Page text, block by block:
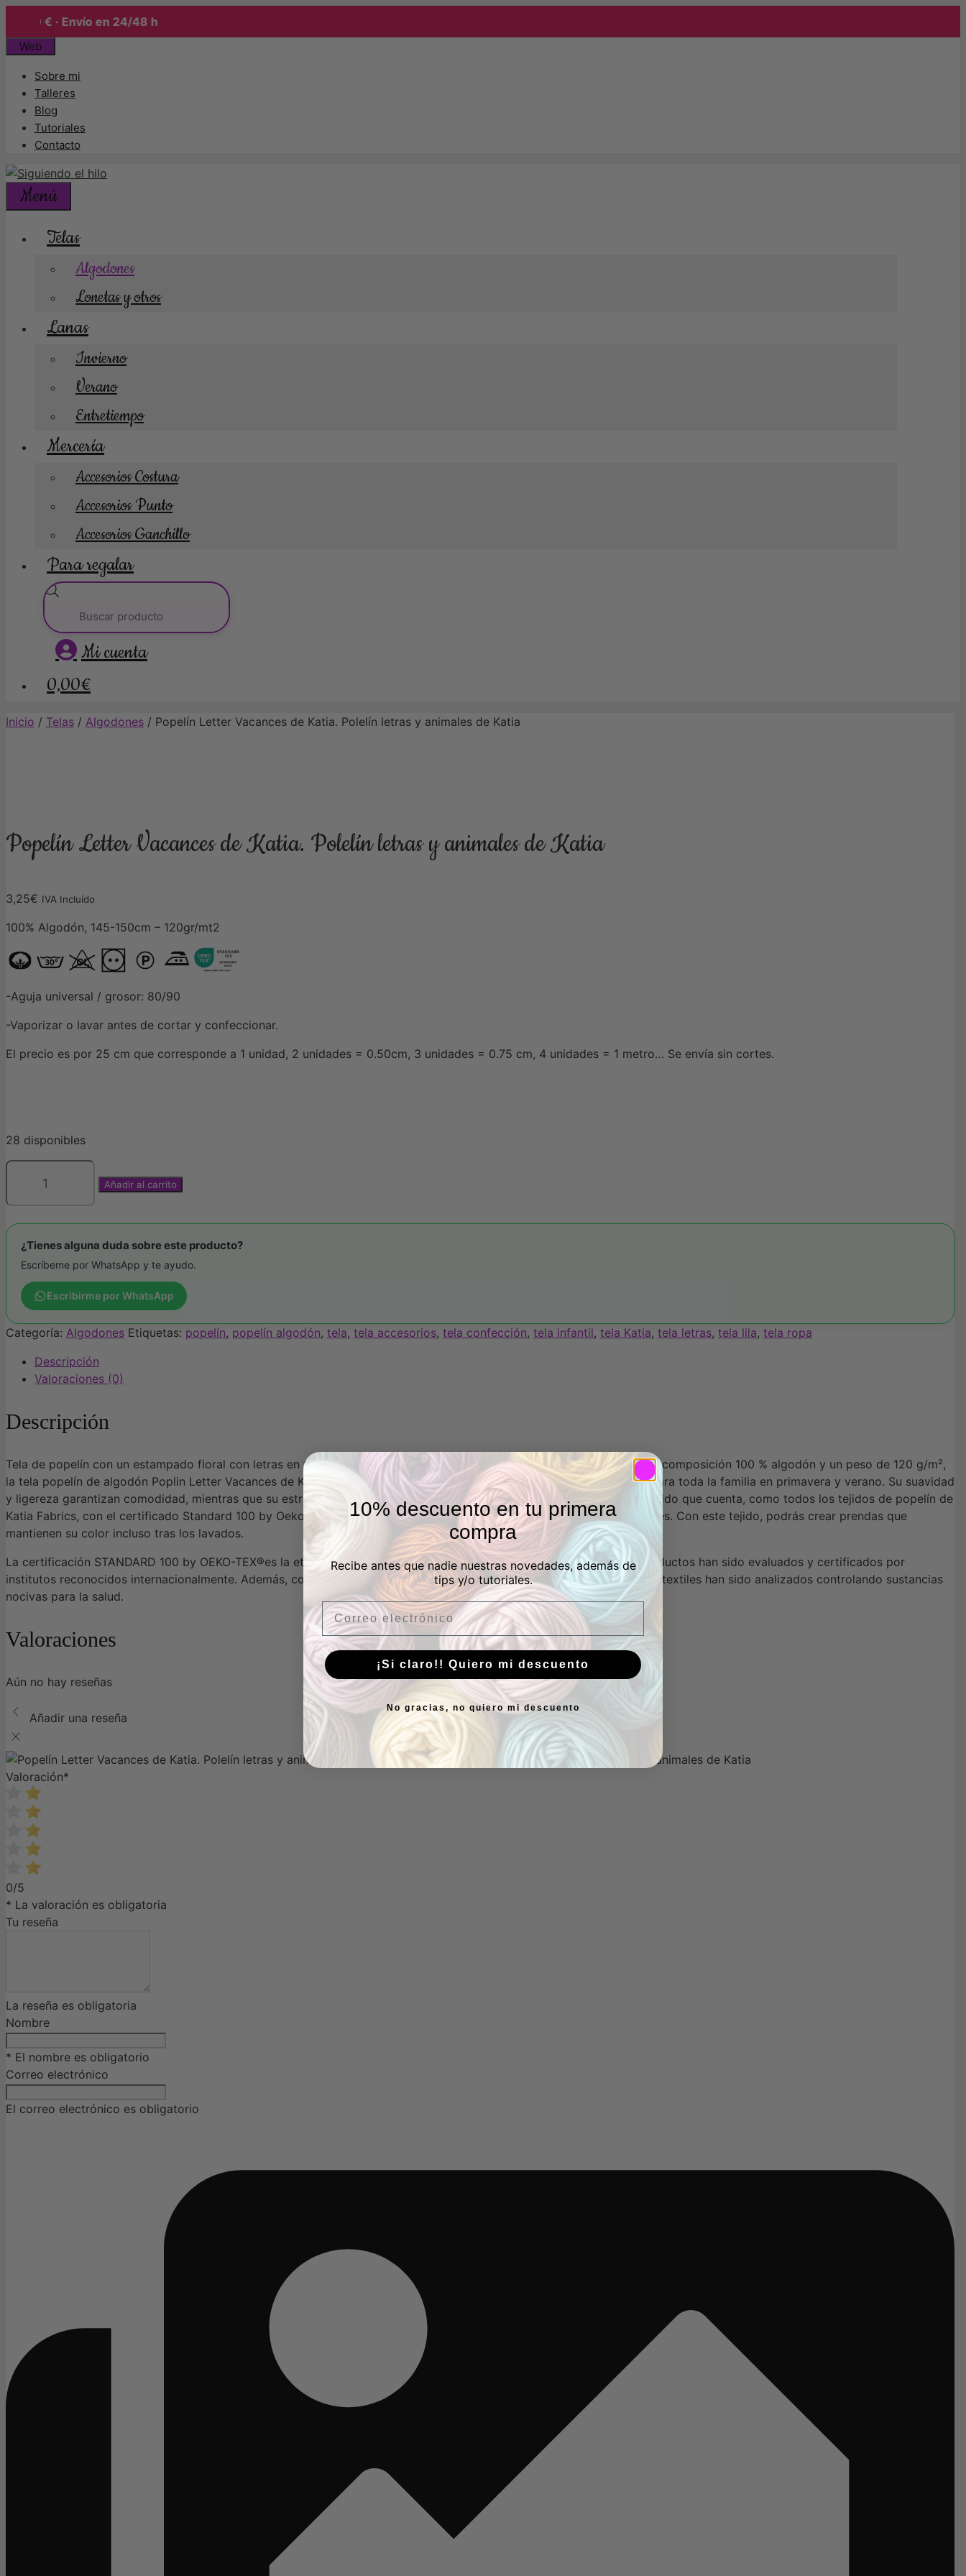
€ · Envío en 24/48 h
Saltar
contenido
Web
Sobre mi
Talleres
Blog
Tutoriales
Contacto
Menú
Telas
Algodones
Lonetas y otros
Lanas
Invierno
Verano
Entretiempo
Mercería
Accesorios Costura
Accesorios Punto
Accesorios Ganchillo
Para regalar
Mi cuenta
0,00€
Inicio / Telas / Algodones / Popelín Letter Vacances de Katia. Polelín letras y animales de Katia
Popelín Letter Vacances de Katia. Polelín letras y animales de Katia
3,25€ IVA Incluído
100% Algodón, 145-150cm – 120gr/mt2
-Aguja universal / grosor: 80/90
-Vaporizar o lavar antes de cortar y confeccionar.
El precio es por 25 cm que corresponde a 1 unidad, 2 unidades = 0.50cm, 3 unidades = 0.75 cm, 4 unidades = 1 metro… Se envía sin cortes.
28 disponibles
Letter
Vacances
Katia.
letras
y
animales
Katia
cantidad
Añadir al carrito
¿Tienes alguna duda sobre este producto?
Escríbeme por WhatsApp y te ayudo.
Escribirme por WhatsApp
Categoría: Algodones Etiquetas: popelín, popelín algodón, tela, tela accesorios, tela confección, tela infantil, tela Katia, tela letras, tela lila, tela ropa
Descripción
Valoraciones (0)
Descripción
Tela de popelín con un estampado floral con letras en tonos azul, rosa, lila y verde sobre un fondo lila. Por su suavidad, composición 100 % algodón y un peso de 120 g/m²,
la tela popelín de algodón Poplin Letter Vacances de Katia Fabrics, es perfecta para confeccionar vestidos y camisas para toda la familia en primavera y verano. Su suavidad
y ligereza garantizan comodidad, mientras que su estructura transpirable asegura frescura durante todo el día. Es un tejido que cuenta, como todos los tejidos de popelín de
Katia Fabrics, con el certificado Standard 100 by Oeko-Tex® por lo que es una tela perfecta para las pieles más sensibles. Con este tejido, podrás crear prendas que
mantienen su color incluso tras los lavados.
La certificación STANDARD 100 by OEKO-TEX®es la etiqueta ecológica líder mundial para productos textiles. Estos productos han sido evaluados y certificados por
institutos reconocidos internacionalmente. Además, con esta certificación, se asegura al consumidor que los productos textiles han sido analizados controlando sustancias
nocivas para la salud.
Valoraciones
Aún no hay reseñas
Añadir una reseña
Popelín Letter Vacances de Katia. Polelín letras y animales de Katia
Valoración*
0/5
* La valoración es obligatoria
Tu reseña
La reseña es obligatoria
Nombre
* El nombre es obligatorio
Correo electrónico
El correo electrónico es obligatorio
10% descuento en tu primera
compra
Recibe antes que nadie nuestras novedades, además de
tips y/o tutoriales.
Email
¡Si claro!! Quiero mi descuento
No gracias, no quiero mi descuento